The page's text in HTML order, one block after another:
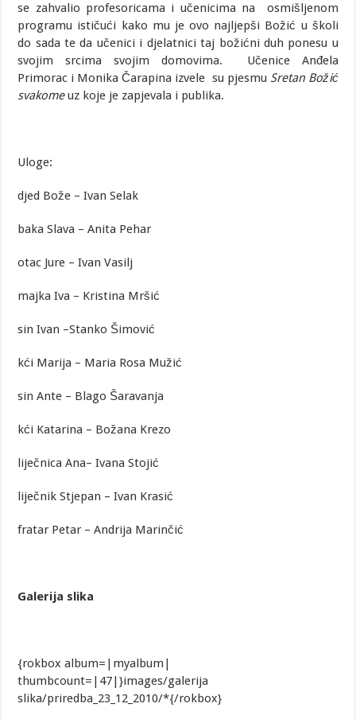
se zahvalio profesoricama i učenicima na osmišljenom
programu ističući kako mu je ovo najljepši Božić u školi
do sada te da učenici i djelatnici taj božićni duh ponesu u
svojim srcima svojim domovima. Učenice Anđela
Primorac i Monika Čarapina izvele su pjesmu Sretan Božić
svakomeuz koje je zapjevala i publika.
Uloge:
djed Bože – Ivan Selak
baka Slava – Anita Pehar
otac Jure – Ivan Vasilj
majka Iva – Kristina Mršić
sin Ivan –Stanko Šimović
kći Marija – Maria Rosa Mužić
sin Ante – Blago Šaravanja
kći Katarina – Božana Krezo
liječnica Ana– Ivana Stojić
liječnik Stjepan – Ivan Krasić
fratar Petar – Andrija Marinčić
Galerija slika
{rokbox album=|myalbum|
thumbcount=|47|}images/galerija
slika/priredba_23_12_2010/*{/rokbox}